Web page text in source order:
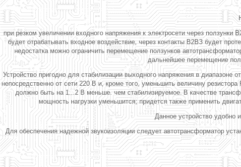
при резком увеличении входного напряжения к электросети через
будет отрабатывать входное воздействие, через контакты В2ВЗ будет
недостатка можно ограничить перемещение ползунков
дальнейшее перемещение
Устройство пригодно для стабилизации выходного напряжения в
непосредственно от сети 220 В и, кроме того, уменьшить величину резистора
должно быть на 1...2 В меньше. чем стабилизируемое. В качестве
мощность нагрузки уменьшится; придется также применить
Данное устройство удобно
Для обеспечения надежной звукоизоляции следует автотрансформатор